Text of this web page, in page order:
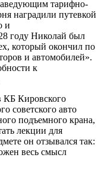
тарифно-
наградили путевкой
и
году ­Николай был
который окончил по
и автомобилей».
к
КБ Кировского
советского авто
подъемного крана,
лекции для
он отзывался так:
весь смысл